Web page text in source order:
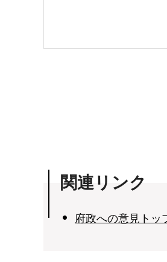
関連リンク
府政への意見トッ